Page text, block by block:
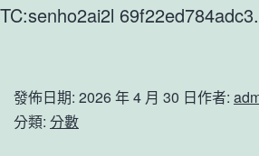
TC:senho2ai2l
發佈日期: 2026 年 4 月 30 日作者:
分類: 分數